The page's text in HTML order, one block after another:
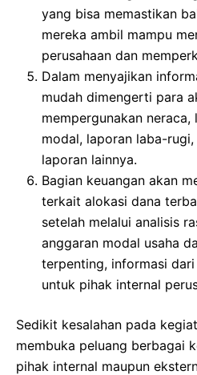
yang bisa memastikan
mereka ambil mampu
perusahaan dan
Dalam menyajikan
mudah dimengerti para
mempergunakan
modal, laporan laba-
laporan lainnya.
Bagian keuangan akan
terkait alokasi dana
setelah melalui analisis
anggaran modal usaha
terpenting, informasi
untuk pihak internal
Sedikit kesalahan pada
membuka peluang berbagai
pihak internal maupun